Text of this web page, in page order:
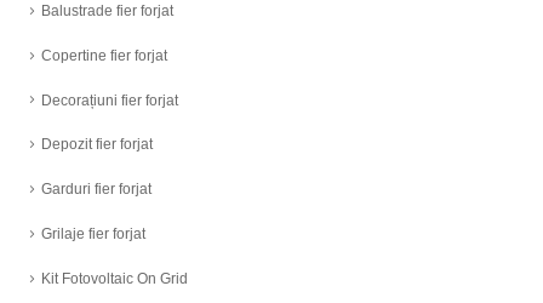
Balustrade fier forjat
Copertine fier forjat
Decorațiuni fier forjat
Depozit fier forjat
Garduri fier forjat
Grilaje fier forjat
Kit Fotovoltaic On Grid